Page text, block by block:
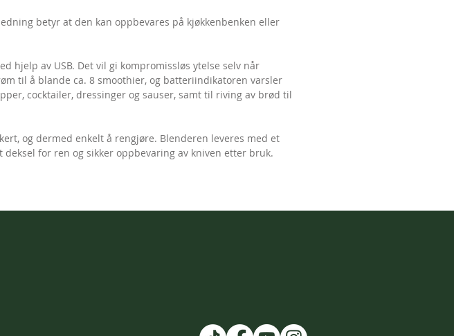
betyr at den kan oppbevares på kjøkkenbenken eller
hjelp av USB. Det vil gi kompromissløs ytelse selv når
til å blande ca. 8 smoothier, og batteriindikatoren varsler
cocktailer, dressinger og sauser, samt til riving av brød til
og dermed enkelt å rengjøre. Blenderen leveres med et
for ren og sikker oppbevaring av kniven etter bruk.